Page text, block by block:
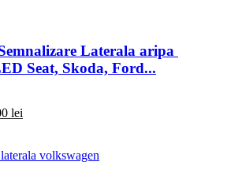
Laterala aripa
Seat, Skoda, Ford...
lei